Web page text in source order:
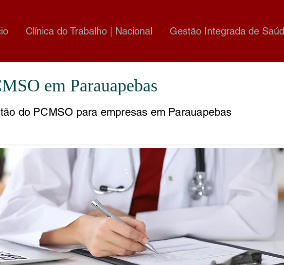
Clínica do Trabalho | Nacional Gestão Integrada de
em Parauapebas
do PCMSO para empresas em Parauapebas